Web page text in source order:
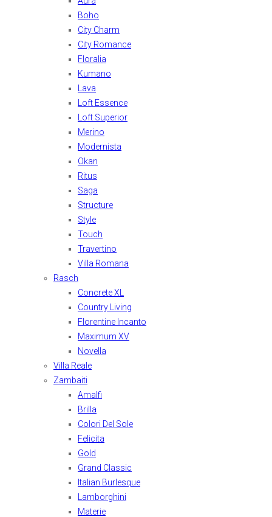
Boho
City Charm
City Romance
Floralia
Kumano
Lava
Loft Essence
Loft Superior
Merino
Modernista
Okan
Ritus
Saga
Structure
Style
Touch
Travertino
Villa Romana
Rasch
Concrete XL
Country Living
Florentine Incanto
Maximum XV
Novella
Villa Reale
Zambaiti
Amalfi
Brilla
Colori Del Sole
Felicita
Gold
Grand Classic
Italian Burlesque
Lamborghini
Materie